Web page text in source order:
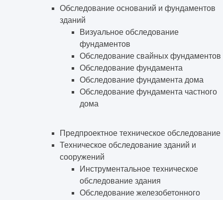
Обследование оснований и фундаментов
зданий
Визуальное обследование
фундаментов
Обследование свайных фундаментов
Обследование фундамента
Обследование фундамента дома
Обследование фундамента частного
дома
Предпроектное техническое обследование
Техническое обследование зданий и
сооружений
Инструментальное техническое
обследование здания
Обследование железобетонного